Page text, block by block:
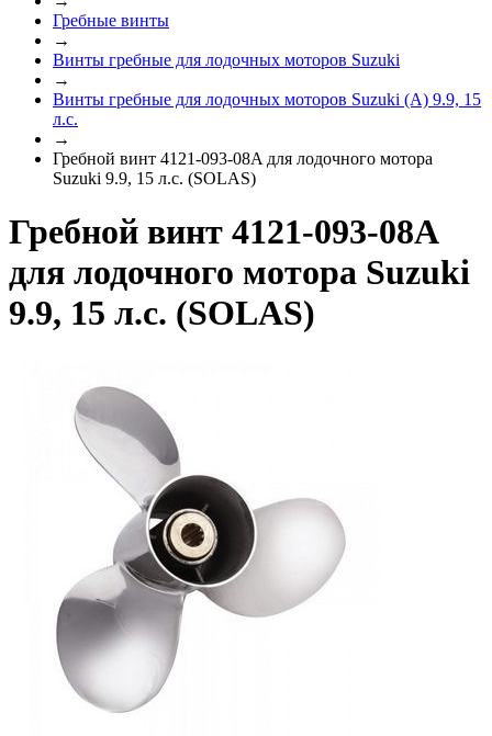
Гребные винты
→
Винты гребные для лодочных моторов Suzuki
→
Винты гребные для лодочных моторов Suzuki (A) 9.9, 15
л.с.
→
Гребной винт 4121-093-08A для лодочного мотора
Suzuki 9.9, 15 л.с. (SOLAS)
Гребной винт 4121-093-08A
для лодочного мотора Suzuki
9.9, 15 л.с. (SOLAS)